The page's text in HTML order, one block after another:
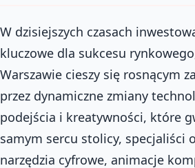
W dzisiejszych czasach
kluczowe dla sukcesu
Warszawie cieszy się rosnącym
przez dynamiczne zmiany
podejścia i kreatywności, które
samym sercu stolicy, specjaliści
narzędzia cyfrowe, animacje